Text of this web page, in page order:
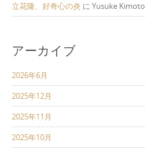
立花隆、好奇心の炎 に Yusuke Kimoto
アーカイブ
2026年6月
2025年12月
2025年11月
2025年10月